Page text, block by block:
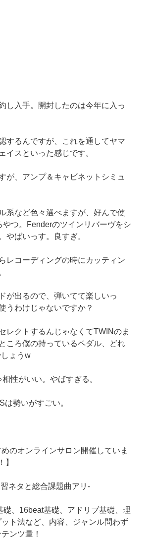
し入手。開封したのは今年に入っ
するんですが、これを通してヤマ
イスといった感じです。
が、アンプ＆キャビネットシミュ
系など色々選べますが、好んで使
つ。Fenderのツインリバーヴをシ
やばいっす。良すぎ。
レコーディングの時にカッティン
が出るので、弾いてて楽しいっ
うわけじゃないですか？
レクトするんじゃなくてTWINのま
ころ僕の持っているペダル、どれ
ょうw
性がいい。やばすぎる。
勢いがすごい。
のオンラインサロン開催していま
】
ネタと総合課題曲アリ-
、16beat基礎、アドリブ基礎、理
ト法など、内容、ジャンル問わず
ンツ量！